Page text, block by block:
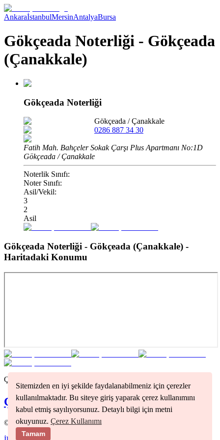
Sitemizden en iyi şekilde faydalanabilmeniz için çerezler
kullanılmaktadır. Bu siteye giriş yaparak çerez kullanımını
kabul etmiş sayılıyorsunuz. Detaylı bilgi için metni
okuyunuz. Çerez Kullanımı
Tamam
AnkaraİstanbulMersinAntalyaBursa
Gökçeada Noterliği - Gökçeada
(Çanakkale)
Gökçeada Noterliği
Gökçeada /Çanakkale
0286 887 34 30
Fatih Mah. Bahçeler Sokak Çarşı Plus Apartmanı No:1D
Gökçeada / Çanakkale
Noterlik Sınıfı:
Noter Sınıfı:
Asil/Vekil:
3
2
Asil
Gökçeada Noterliği - Gökçeada (Çanakkale) -
Haritadaki Konumu
Çanakkale
ÇanakkaleNoterleri
© 2026Nöbetçi Noter